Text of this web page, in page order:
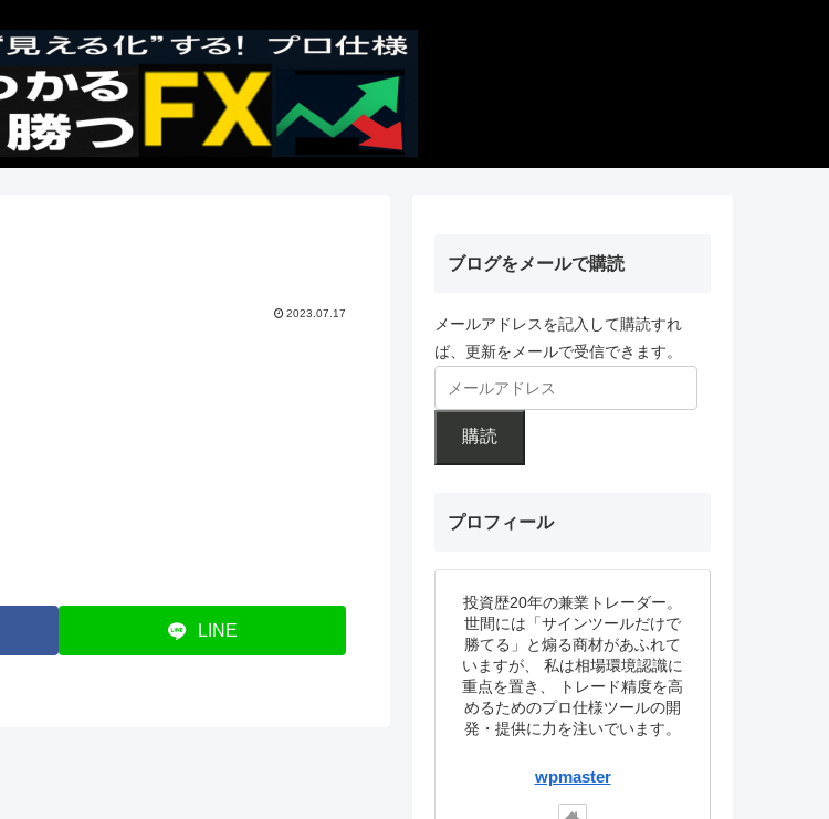
2023.07.17
LINE
ブログをメールで購読
メールアドレスを記入して購読すれ
ば、更新をメールで受信できます。
購読
プロフィール
投資歴20年の兼業トレーダー。
世間には「サインツールだけで
勝てる」と煽る商材があふれて
いますが、 私は相場環境認識に
重点を置き、 トレード精度を高
めるためのプロ仕様ツールの開
発・提供に力を注いでいます。
wpmaster